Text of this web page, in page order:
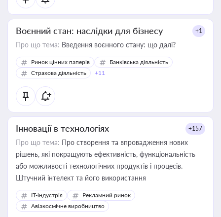
Воєнний стан: наслідки для бізнесу +1
Про що тема: Введення воєнного стану: що далі?
Ринок цінних паперів
Банківська діяльність
Страхова діяльність
+11
Інновації в технологіях +157
Про що тема: Про створення та впровадження нових
рішень, які покращують ефективність, функціональність
або можливості технологічних продуктів і процесів.
Штучний інтелект та його використання
IT-індустрія
Рекламний ринок
Авіакосмічне виробництво